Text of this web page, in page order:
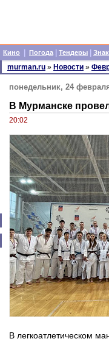
Кино Погода Тендеры
murman.ru » Новости »
понедельник, 24
В Мурманске
20:02
В легкоатлетическом